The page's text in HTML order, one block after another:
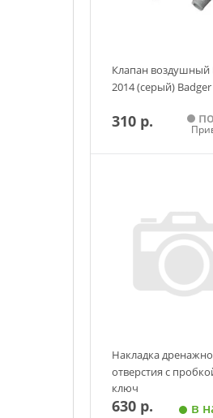
Клапан воздушный
2014 (серый) Badger
310 р.
Накладка
отверстия с
ключ
630 р. в